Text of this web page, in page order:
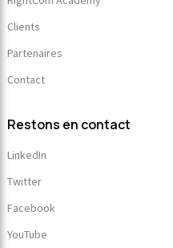
Clients
Partenaires
Contact
Restons en contact
LinkedIn
Twitter
Facebook
YouTube